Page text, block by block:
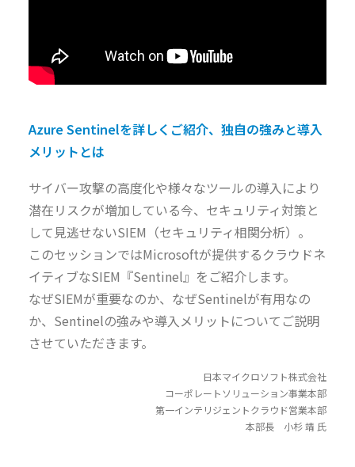
Azure Sentinelを詳しくご紹介、独自の強みと導入
メリットとは
サイバー攻撃の高度化や様々なツールの導入により
潜在リスクが増加している今、セキュリティ対策と
して見逃せないSIEM（セキュリティ相関分析）。
このセッションではMicrosoftが提供するクラウドネ
イティブなSIEM『Sentinel』をご紹介します。
なぜSIEMが重要なのか、なぜSentinelが有用なの
か、Sentinelの強みや導入メリットについてご説明
させていただきます。
日本マイクロソフト株式会社
コーポレートソリューション事業本部
第一インテリジェントクラウド営業本部
本部長 小杉 靖 氏